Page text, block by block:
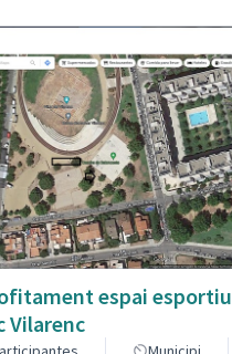
espai esportiu
Vilarenc